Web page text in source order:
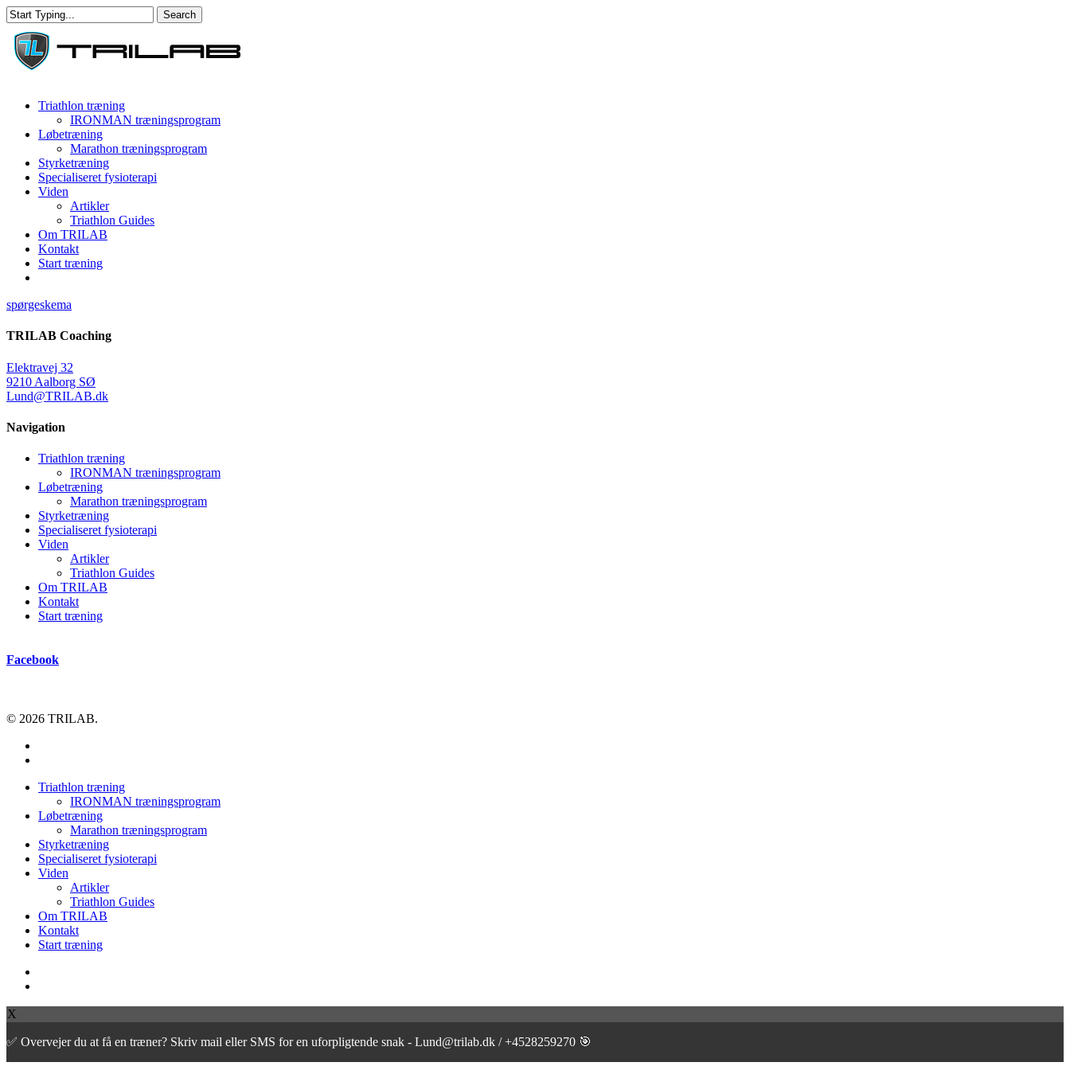
Skip
to
main
content
Search
Close
Search
Menu
Triathlon træning
IRONMAN træningsprogram
Løbetræning
Marathon træningsprogram
Styrketræning
Specialiseret fysioterapi
Viden
Artikler
Triathlon Guides
Om TRILAB
Kontakt
Start træning
spørgeskema
TRILAB Coaching
Elektravej 32
9210 Aalborg SØ
Lund@TRILAB.dk
Navigation
Triathlon træning
IRONMAN træningsprogram
Løbetræning
Marathon træningsprogram
Styrketræning
Specialiseret fysioterapi
Viden
Artikler
Triathlon Guides
Om TRILAB
Kontakt
Start træning
Facebook
© 2026 TRILAB.
Close
Triathlon træning
IRONMAN træningsprogram
Løbetræning
Marathon træningsprogram
Styrketræning
Specialiseret fysioterapi
Viden
Artikler
Triathlon Guides
Om TRILAB
Kontakt
Start træning
X
✅ Overvejer du at få en træner? Skriv mail eller SMS for en uforpligtende snak - Lund@trilab.dk / +4528259270 🎯